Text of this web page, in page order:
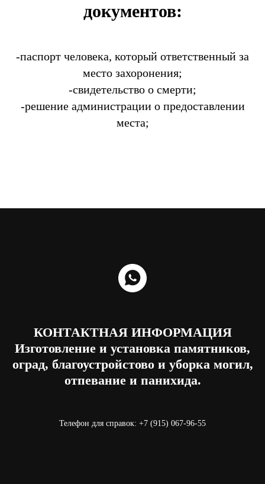
документов:
-паспорт человека, который ответственный за
место захоронения;
-свидетельство о смерти;
-решение администрации о предоставлении
места;
КОНТАКТНАЯ ИНФОРМАЦИЯ
Изготовление и установка памятников,
оград, благоустройстово и уборка могил,
отпевание и панихида.
Телефон для справок: +7 (915) 067-96-55